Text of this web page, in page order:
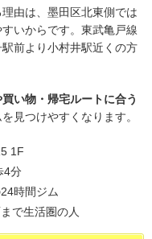
由は、墨田区北東側では
いからです。東武亀戸線
前より小村井駅近くの方
い物・帰宅ルートに合う
見つけやすくなります。
1F
4分
時間ジム
で生活圏の人